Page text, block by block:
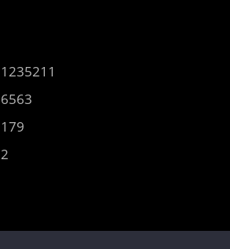
2
1235211
6563
179